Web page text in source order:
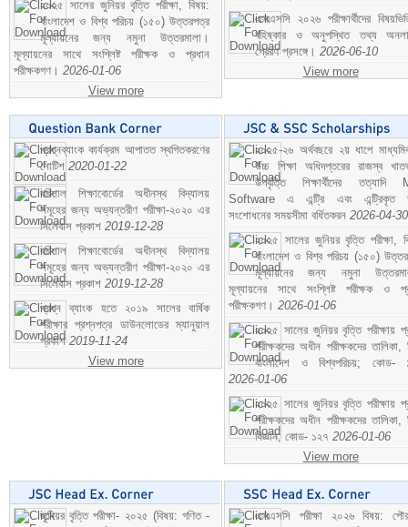
২০২৫ সালের জুনিয়র বৃত্তি পরীক্ষা, বিষয়:
বাংলাদেশ ও বিশ্ব পরিচয় (১৫০) উত্তরপত্র
মূল্যায়নের জন্য নমুনা উত্তরমালা।
মূল্যায়নের সাথে সংশ্লিষ্ট পরীক্ষক ও প্রধান
পরীক্ষকগণ। 2026-01-06
View more
এসএসসি ২০২৬ পরীক্ষার্থীদের
বহিষ্কার ও অনুপস্থিত তথ্য
প্রেরণ প্রসঙ্গে। 2026-06-10
View more
প্রশ্নব্যাংক কার্যক্রম আপাতত স্থগিতকরণের
নোটিশ 2020-01-22
বরিশাল শিক্ষাবোর্ডের অধীনস্থ বিদ্যালয়
সমূহের জন্য অভ্যন্তরীণ পরীক্ষা-২০২০ এর
সিলেবাস প্রকাশ 2019-12-28
বরিশাল শিক্ষাবোর্ডের অধীনস্থ বিদ্যালয়
সমূহের জন্য অভ্যন্তরীণ পরীক্ষা-২০২০ এর
সিলেবাস প্রকাশ 2019-12-28
প্রশ্ন ব্যাংক হতে ২০১৯ সালের বার্ষিক
পরীক্ষার প্রশ্নপত্র ডাউনলোডের ম্যানুয়াল
প্রকাশ 2019-11-24
View more
২০২৫-২৬ অর্থবছরে ২য় ধাপে
উচ্চ শিক্ষা অধিদপ্তরের রাজস্ব
উপবৃত্তি শিক্ষার্থীদের তত্যাদি
Software এ এন্ট্রি এবং এন্ট্রিকৃত
সংশোধনের সময়সীমা বর্ধিতকরন 2026-04-30
২০২৫ সালের জুনিয়র বৃত্তি পরীক্ষা,
বাংলাদেশ ও বিশ্ব পরিচয় (১৫০)
মূল্যায়নের জন্য নমুনা
মূল্যায়নের সাথে সংশ্লিষ্ট পরীক্ষক ও
পরীক্ষকগণ। 2026-01-06
২০২৫ সালের জুনিয়র বৃত্তি পরীক্ষায়
পরীক্ষকদের অধীন পরীক্ষকদের তালিকা,
বাংলাদেশ ও বিশ্বপরিচয়; কোড-
2026-01-06
২০২৫ সালের জুনিয়র বৃত্তি পরীক্ষায়
পরীক্ষকদের অধীন পরীক্ষকদের তালিকা,
বিজ্ঞান; কোড- ১২৭ 2026-01-06
View more
জুনিয়র বৃত্তি পরীক্ষা- ২০২৫ (বিষয়: গণিত -
এসএসসি পরীক্ষা ২০২৬ বিষয়: